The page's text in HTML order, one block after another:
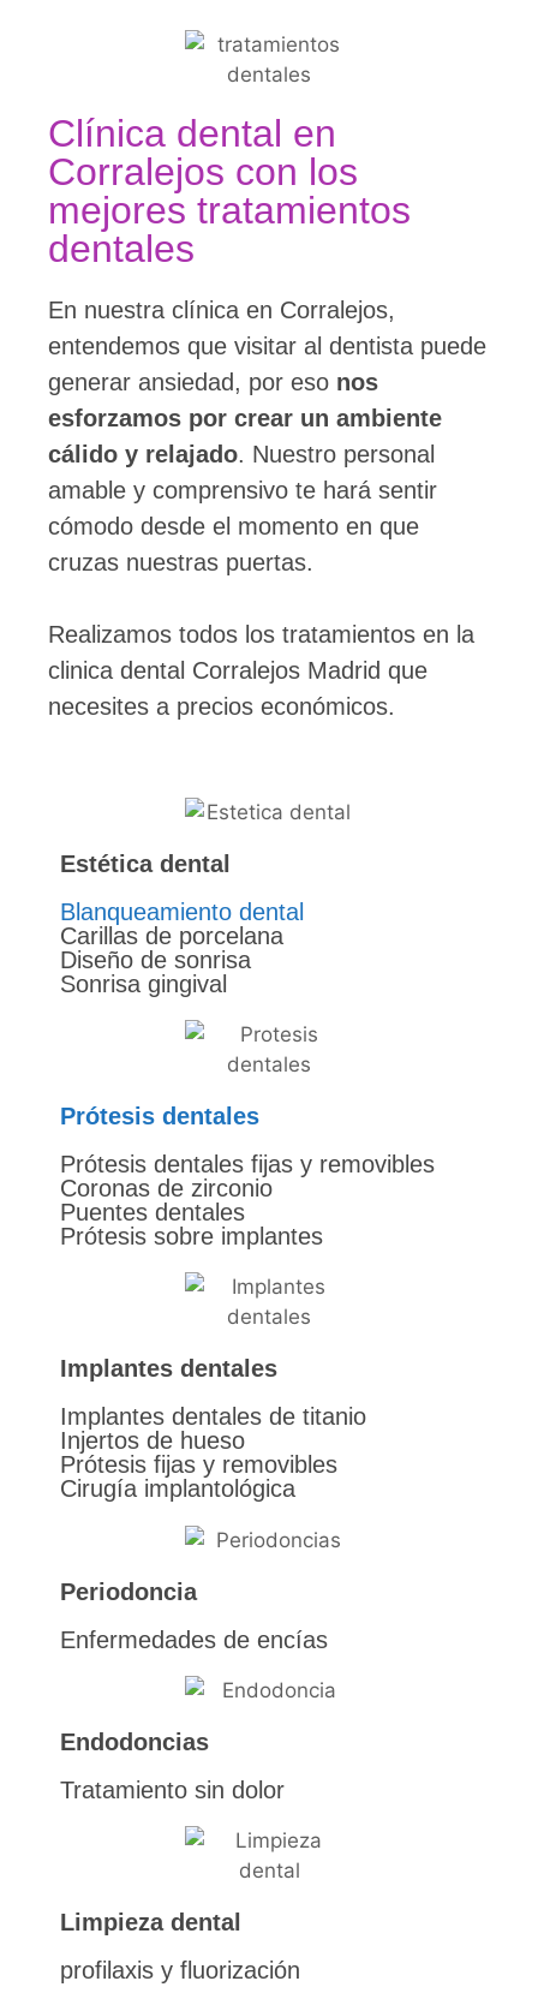
Clínica dental en
Corralejos con los
mejores tratamientos
dentales
En nuestra clínica en Corralejos,
entendemos que visitar al dentista puede
generar ansiedad, por eso nos
esforzamos por crear un ambiente
cálido y relajado. Nuestro personal
amable y comprensivo te hará sentir
cómodo desde el momento en que
cruzas nuestras puertas.
Realizamos todos los tratamientos en la
clinica dental Corralejos Madrid que
necesites a precios económicos.
Estética dental
Blanqueamiento dental
Carillas de porcelana
Diseño de sonrisa
Sonrisa gingival
Prótesis dentales
Prótesis dentales fijas y removibles
Coronas de zirconio
Puentes dentales
Prótesis sobre implantes
Implantes dentales
Implantes dentales de titanio
Injertos de hueso
Prótesis fijas y removibles
Cirugía implantológica
Periodoncia
Enfermedades de encías
Endodoncias
Tratamiento sin dolor
Limpieza dental
profilaxis y fluorización